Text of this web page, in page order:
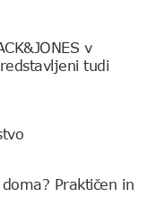
v
tudi
Praktičen in